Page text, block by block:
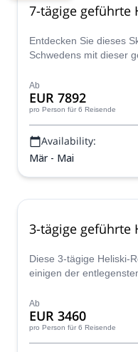
7-tägige geführte
Entdecken Sie dieses
Schwedens mit dieser
Ab
EUR 7892
pro Person für 6 Reisende
Availability:
Mär - Mai
3-tägige geführte
Diese 3-tägige Heliski-
einigen der
Josef.
Ab
EUR 3460
pro Person für 6 Reisende